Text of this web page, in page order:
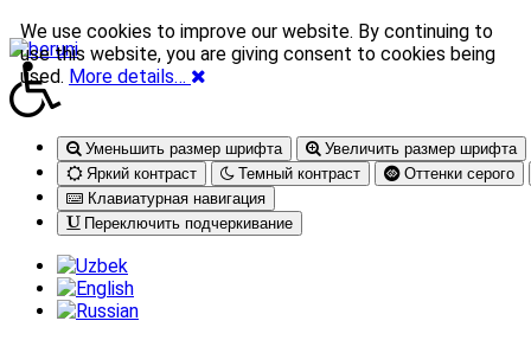
Уменьшить размер шрифта
Увеличить размер шрифта
Яркий контраст
Темный контраст
Оттенки серого
Клавиатурная навигация
Переключить подчеркивание
We use cookies to improve our website. By continuing to
use this website, you are giving consent to cookies being
used. More details…